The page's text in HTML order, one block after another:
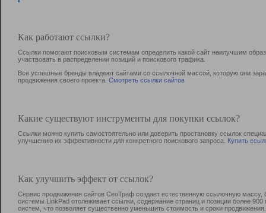
Как работают ссылки?
Ссылки помогают поисковым системам определить какой сайт наилучшим
участвовать в раcпределении позиций и поискового трафика.
Все успешные бренды владеют сайтами со ссылочной массой, которую они
продвижения своего проекта. Смотреть ссылки сайтов
Какие существуют инструменты для покупки ссылок?
Ссылки можно купить самостоятельно или доверить простановку ссылок
улучшению их эффективности для конкретного поискового запроса. Купить
Как улучшить эффект от ссылок?
Сервис продвижения сайтов СеоТраф создает естественную ссылочную
системы LinkPad отслеживает ссылки, содержание страниц и позиции более
систем, что позволяет существенно уменьшить стоимость и сроки продвижения.